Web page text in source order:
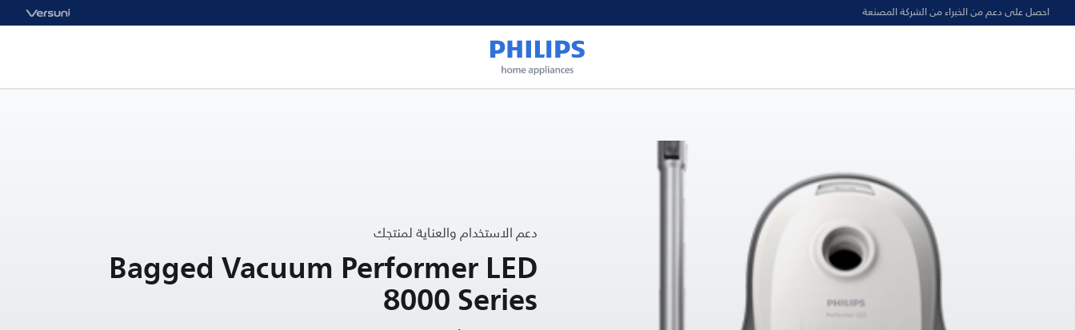
احصل على دعم من الخبراء من الشركة المصنعة
دعم الاستخدام والعناية لمنتجك
Bagged Vacuum Performer LED
8000 Series